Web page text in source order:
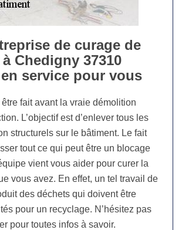
de curage de
Chedigny 37310
service pour vous
fait avant la vraie démolition
L’objectif est d’enlever tous les
structurels sur le bâtiment. Le fait
tout ce qui peut être un blocage
vient vous aider pour curer la
vous avez. En effet, un tel travail de
des déchets qui doivent être
pour un recyclage. N’hésitez pas
pour toutes infos à savoir.